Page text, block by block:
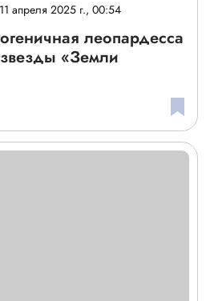
11 апреля 2025 г., 00:54
леопардесса
«Земли